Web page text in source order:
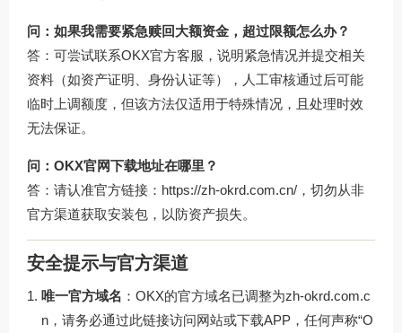
问：如果我需要紧急赎回大额资金，超过限额怎么办？
答：可尝试联系OKX官方客服，说明紧急情况并提交相关
资料（如资产证明、身份认证等），人工审核通过后可能
临时上调额度，但该方法仅适用于特殊情况，且处理时效
无法保证。
问：OKX官网下载地址在哪里？
答：请认准官方链接： https://zh-okrd.com.cn/ ，切勿从非
官方渠道获取安装包，以防资产损失。
安全提示与官方渠道
唯一官方域名 ：OKX的官方域名已调整为zh-okrd.com.c
n ，请务必通过此链接访问网站或下载APP，任何声称“O